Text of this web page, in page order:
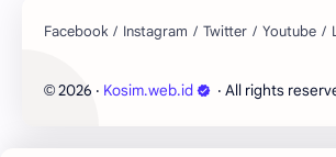
kutai barat lain-lain
lingkungan mobile
© 2026 ‧ Kosim.web.id ‧ All rights